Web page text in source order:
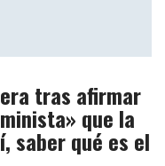
tras afirmar
que la
saber qué es el